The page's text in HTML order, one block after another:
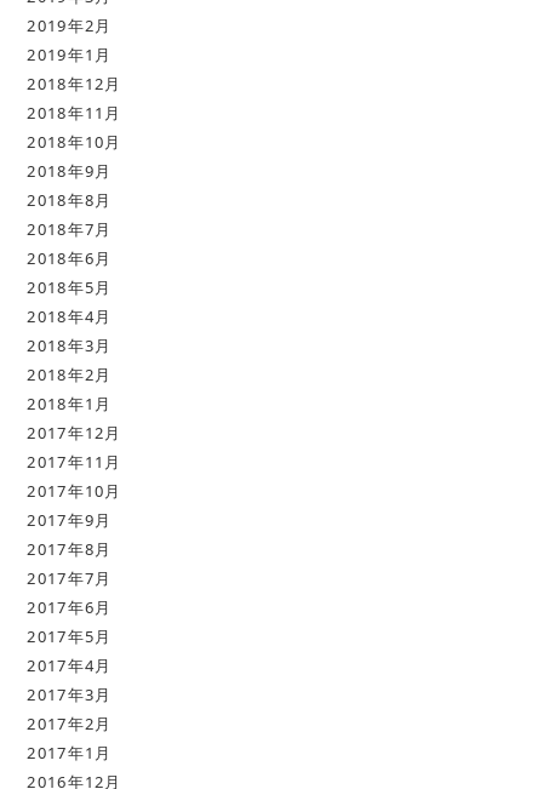
2019年2月
2019年1月
2018年12月
2018年11月
2018年10月
2018年9月
2018年8月
2018年7月
2018年6月
2018年5月
2018年4月
2018年3月
2018年2月
2018年1月
2017年12月
2017年11月
2017年10月
2017年9月
2017年8月
2017年7月
2017年6月
2017年5月
2017年4月
2017年3月
2017年2月
2017年1月
2016年12月